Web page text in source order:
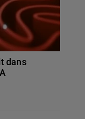
dans